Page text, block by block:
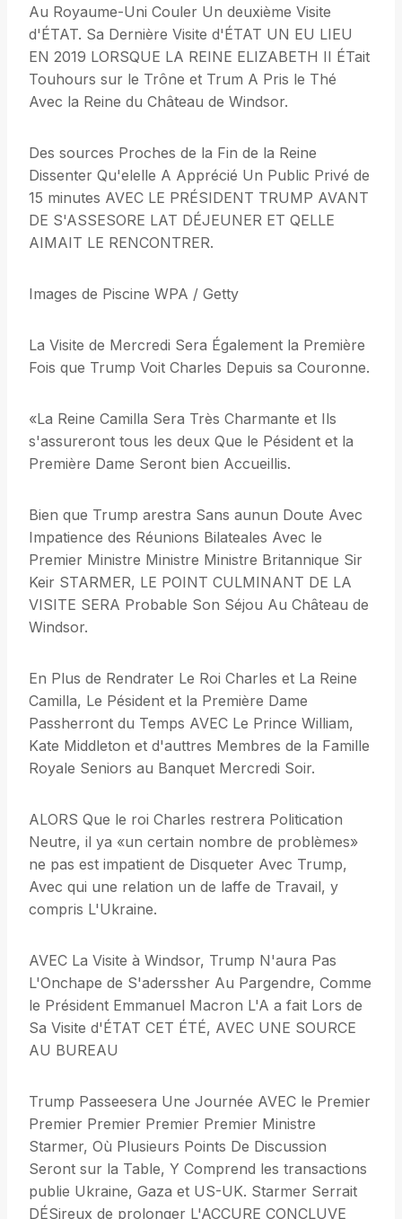
Au Royaume-Uni Couler Un deuxième Visite
d'ÉTAT. Sa Dernière Visite d'ÉTAT UN EU LIEU
EN 2019 LORSQUE LA REINE ELIZABETH II ÉTait
Touhours sur le Trône et Trum A Pris le Thé
Avec la Reine du Château de Windsor.
Des sources Proches de la Fin de la Reine
Dissenter Qu'elelle A Apprécié Un Public Privé de
15 minutes AVEC LE PRÉSIDENT TRUMP AVANT
DE S'ASSESORE LAT DÉJEUNER ET QELLE
AIMAIT LE RENCONTRER.
Images de Piscine WPA / Getty
La Visite de Mercredi Sera Également la Première
Fois que Trump Voit Charles Depuis sa Couronne.
«La Reine Camilla Sera Très Charmante et Ils
s'assureront tous les deux Que le Pésident et la
Première Dame Seront bien Accueillis.
Bien que Trump arestra Sans aunun Doute Avec
Impatience des Réunions Bilateales Avec le
Premier Ministre Ministre Ministre Britannique Sir
Keir STARMER, LE POINT CULMINANT DE LA
VISITE SERA Probable Son Séjou Au Château de
Windsor.
En Plus de Rendrater Le Roi Charles et La Reine
Camilla, Le Pésident et la Première Dame
Passherront du Temps AVEC Le Prince William,
Kate Middleton et d'auttres Membres de la Famille
Royale Seniors au Banquet Mercredi Soir.
ALORS Que le roi Charles restrera Politication
Neutre, il ya «un certain nombre de problèmes»
ne pas est impatient de Disqueter Avec Trump,
Avec qui une relation un de laffe de Travail, y
compris L'Ukraine.
AVEC La Visite à Windsor, Trump N'aura Pas
L'Onchape de S'aderssher Au Pargendre, Comme
le Président Emmanuel Macron L'A a fait Lors de
Sa Visite d'ÉTAT CET ÉTÉ, AVEC UNE SOURCE
AU BUREAU
Trump Passeesera Une Journée AVEC le Premier
Premier Premier Premier Premier Ministre
Starmer, Où Plusieurs Points De Discussion
Seront sur la Table, Y Comprend les transactions
publie Ukraine, Gaza et US-UK. Starmer Serrait
DÉSireux de prolonger L'ACCURE CONCLUVE